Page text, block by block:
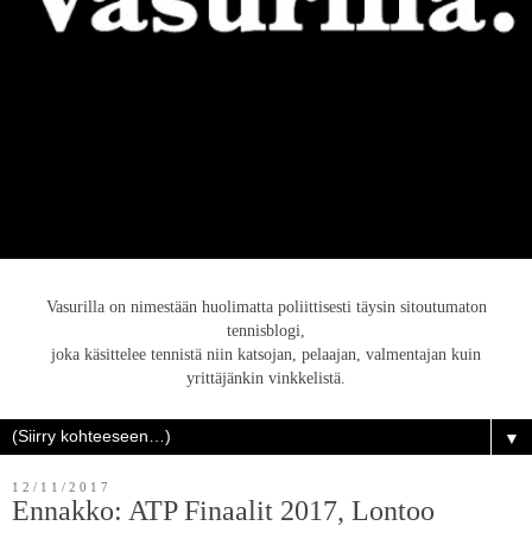
Vasurilla on nimestään huolimatta poliittisesti täysin sitoutumaton
tennisblogi,
joka käsittelee tennistä niin katsojan, pelaajan, valmentajan kuin
yrittäjänkin vinkkelistä.
▼
12/11/2017
Ennakko: ATP Finaalit 2017, Lontoo